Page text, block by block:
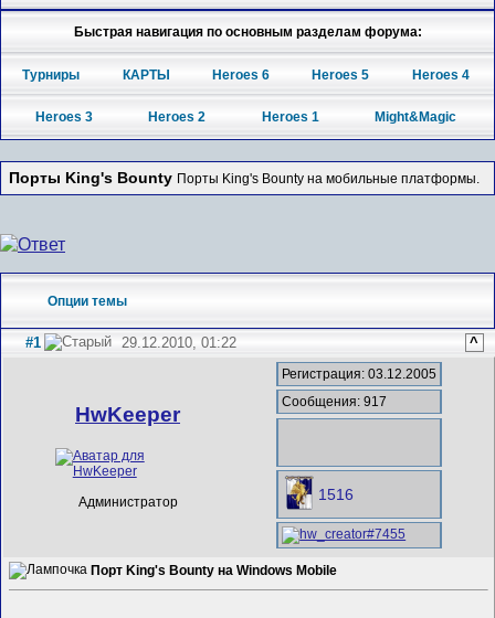
Быстрая навигация по основным разделам форума:
Турниры КАРТЫ Heroes 6 Heroes 5 Heroes 4
Heroes 3 Heroes 2 Heroes 1 Might&Magic
Порты King's Bounty Порты King's Bounty на мобильные платформы.
Опции темы
#1 29.12.2010, 01:22 ^
HwKeeper
Администратор
Регистрация: 03.12.2005
Сообщения: 917
1516
Порт King's Bounty на Windows Mobile